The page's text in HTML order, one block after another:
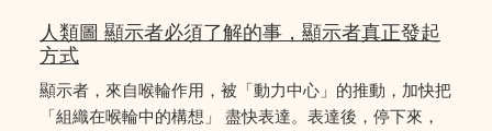
人類圖 顯示者必須了解的事，顯示者真正發起
方式
顯示者，來自喉輪作用，被「動力中心」的推動，加快把
「組織在喉輪中的構想」 盡快表達。表達後，停下來，